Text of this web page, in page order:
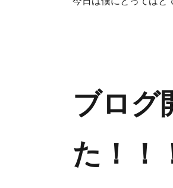
ブログ
た！！